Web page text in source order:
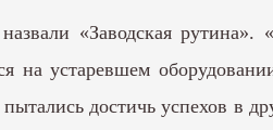
«Заводская
на устаревшем
достичь успехов в